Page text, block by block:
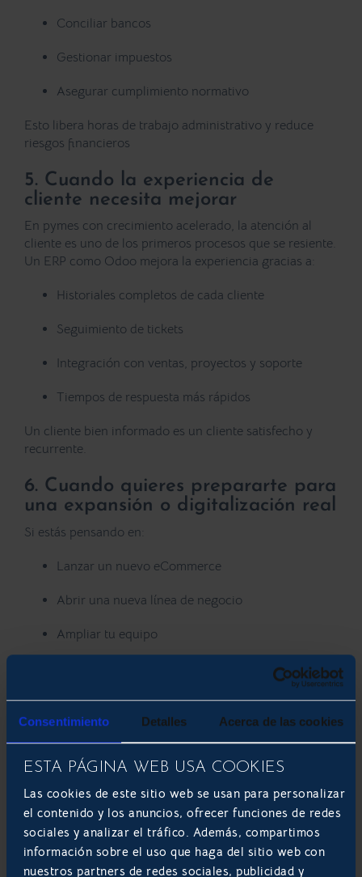
Consentimiento Detalles Acerca de las cookies
ESTA PÁGINA WEB USA COOKIES
Las cookies de este sitio web se usan para personalizar
el contenido y los anuncios, ofrecer funciones de redes
sociales y analizar el tráfico. Además, compartimos
información sobre el uso que haga del sitio web con
nuestros partners de redes sociales, publicidad y
Conciliar bancos
Gestionar impuestos
Asegurar cumplimiento normativo
Esto libera horas de trabajo administrativo y reduce
riesgos financieros
5. Cuando la experiencia de
cliente necesita mejorar
En pymes con crecimiento acelerado, la atención al
cliente es uno de los primeros procesos que se resiente.
Un ERP como Odoo mejora la experiencia gracias a:
Historiales completos de cada cliente
Seguimiento de tickets
Integración con ventas, proyectos y soporte
Tiempos de respuesta más rápidos
Un cliente bien informado es un cliente satisfecho y
recurrente.
6. Cuando quieres prepararte para
una expansión o digitalización real
Si estás pensando en:
Lanzar un nuevo eCommerce
Abrir una nueva línea de negocio
Ampliar tu equipo
Internacionalizarte
expansión sea sostenible.
Su arquitectura modular permite empezar por lo
esencial e ir incorporando nuevas funcionalidades a
medida que la empresa lo necesita.
Odoo, la opción flexible y
escalable para pymes